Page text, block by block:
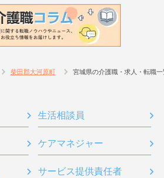
柴田郡大河原町 宮城県の介護職・求人・転職一
生活相談員
ケアマネジャー
サービス提供責任者